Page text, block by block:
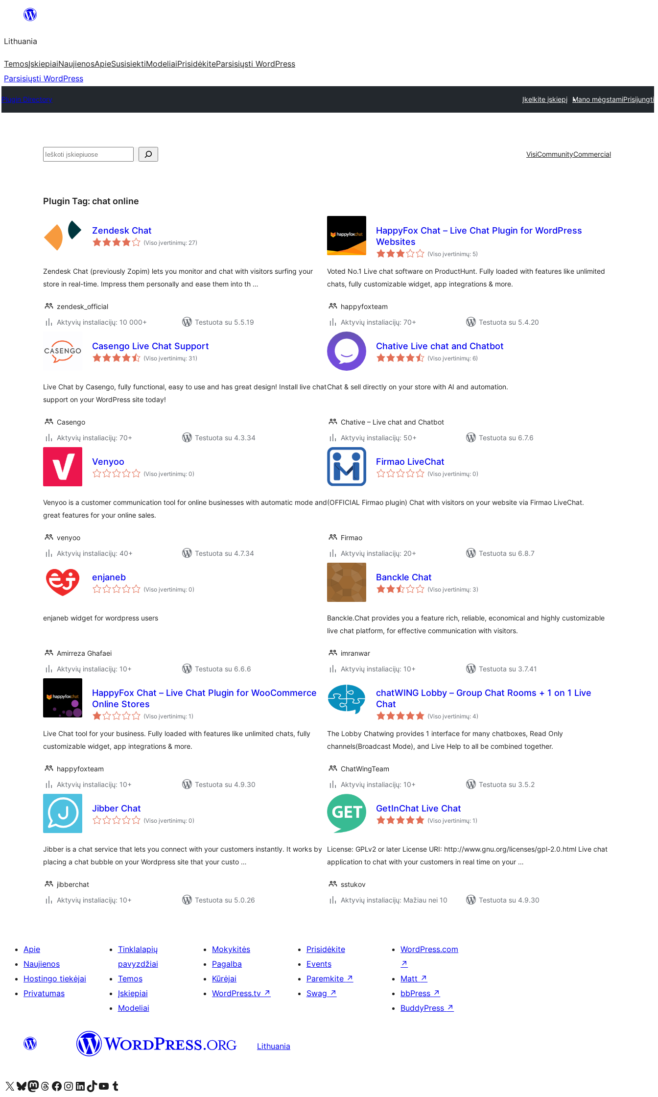
turinio
Lithuania
TemosĮskiepiaiNaujienosApieSusisiektiModeliaiPrisidėkiteParsisiųsti WordPress
Parsisiųsti WordPress
Plugin Directory Įkelkite įskiepį Mano mėgstamiPrisijungti
Paieška VisiCommunityCommercial
Plugin Tag: chat online
Zendesk Chat
(Viso įvertinimų: 27)
Zendesk Chat (previously Zopim) lets you monitor and chat with visitors surfing your
store in real-time. Impress them personally and ease them into th …
zendesk_official
Aktyvių instaliacijų: 10 000+
Testuota su 5.5.19
HappyFox Chat – Live Chat Plugin for WordPress
Websites
(Viso įvertinimų: 5)
Voted No.1 Live chat software on ProductHunt. Fully loaded with features like unlimited
chats, fully customizable widget, app integrations & more.
happyfoxteam
Aktyvių instaliacijų: 70+
Testuota su 5.4.20
Casengo Live Chat Support
(Viso įvertinimų: 31)
Live Chat by Casengo, fully functional, easy to use and has great design! Install live chat
support on your WordPress site today!
Casengo
Aktyvių instaliacijų: 70+
Testuota su 4.3.34
Chative Live chat and Chatbot
(Viso įvertinimų: 6)
Chat & sell directly on your store with AI and automation.
Chative – Live chat and Chatbot
Aktyvių instaliacijų: 50+
Testuota su 6.7.6
Venyoo
(Viso įvertinimų: 0)
Venyoo is a customer communication tool for online businesses with automatic mode and
great features for your online sales.
venyoo
Aktyvių instaliacijų: 40+
Testuota su 4.7.34
Firmao LiveChat
(Viso įvertinimų: 0)
(OFFICIAL Firmao plugin) Chat with visitors on your website via Firmao LiveChat.
Firmao
Aktyvių instaliacijų: 20+
Testuota su 6.8.7
enjaneb
(Viso įvertinimų: 0)
enjaneb widget for wordpress users
Amirreza Ghafaei
Aktyvių instaliacijų: 10+
Testuota su 6.6.6
Banckle Chat
(Viso įvertinimų: 3)
Banckle.Chat provides you a feature rich, reliable, economical and highly customizable
live chat platform, for effective communication with visitors.
imranwar
Aktyvių instaliacijų: 10+
Testuota su 3.7.41
HappyFox Chat – Live Chat Plugin for WooCommerce
Online Stores
(Viso įvertinimų: 1)
Live Chat tool for your business. Fully loaded with features like unlimited chats, fully
customizable widget, app integrations & more.
happyfoxteam
Aktyvių instaliacijų: 10+
Testuota su 4.9.30
chatWING Lobby – Group Chat Rooms + 1 on 1 Live
Chat
(Viso įvertinimų: 4)
The Lobby Chatwing provides 1 interface for many chatboxes, Read Only
channels(Broadcast Mode), and Live Help to all be combined together.
ChatWingTeam
Aktyvių instaliacijų: 10+
Testuota su 3.5.2
Jibber Chat
(Viso įvertinimų: 0)
Jibber is a chat service that lets you connect with your customers instantly. It works by
placing a chat bubble on your Wordpress site that your custo …
jibberchat
Aktyvių instaliacijų: 10+
Testuota su 5.0.26
GetInChat Live Chat
(Viso įvertinimų: 1)
License: GPLv2 or later License URI: http://www.gnu.org/licenses/gpl-2.0.html Live chat
application to chat with your customers in real time on your …
sstukov
Aktyvių instaliacijų: Mažiau nei 10
Testuota su 4.9.30
Apie
Naujienos
Hostingo tiekėjai
Privatumas
Tinklalapių
pavyzdžiai
Temos
Įskiepiai
Modeliai
Mokykitės
Pagalba
Kūrėjai
WordPress.tv ↗
Prisidėkite
Events
Paremkite ↗
Swag ↗
WordPress.com
↗
Matt ↗
bbPress ↗
BuddyPress ↗
Lithuania
Visit our X (formerly Twitter) account
Apsilankykite mūsų Bluesky paskyroje
Visit our Mastodon account
Apsilankykite mūsų Threads paskyroje
Visit our Facebook page
Visit our Instagram account
Visit our LinkedIn account
Apsilankykite mūsų TikTok paskyroje
Visit our YouTube channel
Apsilankykite mūsų Tumblr paskyroje